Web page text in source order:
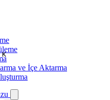
K
ve İçe Aktarma